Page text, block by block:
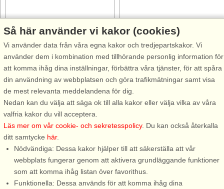
Stugnr: 37412
Belganet
4 personer, 65 m²
150 m till sjö/hav:.
Här bor ni endast 100 meter
från den vackra sjön Kjälken
utanför Belganet, i skogsrika
norra Blekinge. Ni bor med ett
högt läge på en naturtomt med
träd. Ni har en altan där ni kan
sitta och njuta av den ...
från 6.773 SEK
Stugnr: 9723
Belganet
8 personer, 110 m²
400 m till sjö/hav:.
I Blekinges norra skogsbygd,
endast 19 km söder om
samhället Belganet. Byn sägs
som användes för att blåsa liv i
elden i smedjorna som låg
här. ...
från 7.147 SEK
Så här använder vi kakor (cookies)
Vi använder data från våra egna kakor och tredjepartskakor. Vi
använder dem i kombination med tillhörande personlig information för
att komma ihåg dina inställningar, förbättra våra tjänster, för att spåra
din användning av webbplatsen och göra trafikmätningar samt visa
de mest relevanta meddelandena för dig.
Nedan kan du välja att säga ok till alla kakor eller välja vilka av våra
valfria kakor du vill acceptera.
Läs mer om vår cookie- och sekretesspolicy. Du kan också återkalla
ditt samtycke här.
Nödvändiga: Dessa kakor hjälper till att säkerställa att vår
webbplats fungerar genom att aktivera grundläggande funktioner
som att komma ihåg listan över favorithus.
Funktionella: Dessa används för att komma ihåg dina